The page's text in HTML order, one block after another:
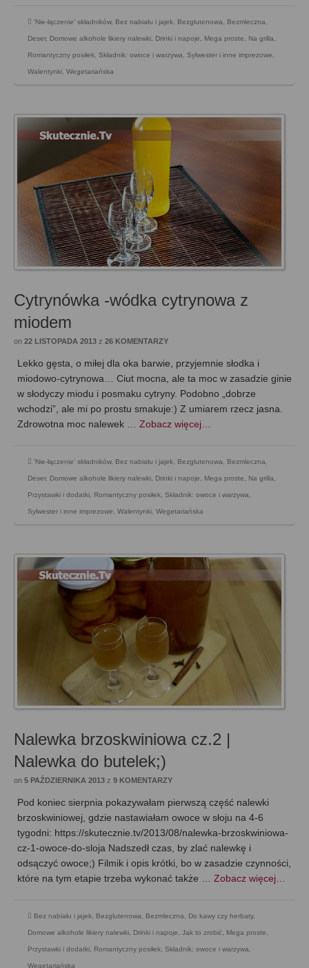
'Nie-łączenie' składników, Bez nabiału i jajek, Bezglutenowa, Bezmleczna,
Deser, Domowe alkohole likiery nalewki, Drinki i napoje, Mega proste, Na grilla,
Romantyczny posiłek, Składnik: owoce i warzywa, Sylwester i inne imprezowe,
Walentynki, Wegetariańska
Cytrynówka -wódka cytrynowa z
miodem
on 22 LISTOPADA 2013 z 26 KOMENTARZY
Lekko gęsta, o miłej dla oka barwie, przyjemnie słodka i
miodowo-cytrynowa… Ciut mocna, ale ta moc w zasadzie ginie
w słodyczy miodu i posmaku cytryny. Podobno „dobrze
wchodzi”, ale mi po prostu smakuje:) Z umiarem rzecz jasna.
Zdrowotna moc nalewek … Zobacz więcej…
'Nie-łączenie' składników, Bez nabiału i jajek Bezglutenowa Bezmleczna
Deser, Domowe alkohole likiery nalewki Drinki i napoje Mega proste Na grilla
Przystawki i dodatki Romantyczny posiłek Składnik: owoce i warzywa
Sylwester i inne imprezowe Walentynki Wegetariańska
Nalewka brzoskwiniowa cz.2 |
Nalewka do butelek;)
on 5 PAŹDZIERNIKA 2013 z 9 KOMENTARZY
Pod koniec sierpnia pokazywałam pierwszą część nalewki
brzoskwiniowej, gdzie nastawiałam owoce w słoju na 4-6
tygodni: https://skutecznie.tv/2013/08/nalewka-brzoskwiniowa-
cz-1-owoce-do-sloja Nadszedł czas, by zlać nalewkę i
odsączyć owoce;) Filmik i opis krótki, bo w zasadzie czynności,
które na tym etapie trzeba wykonać także … Zobacz więcej…
Bez nabiału i jajek, Bezglutenowa, Bezmleczna, Do kawy czy herbaty,
Domowe alkohole likiery nalewki, Drinki i napoje, Jak to zrobić, Mega proste,
Przystawki i dodatki, Romantyczny posiłek, Składnik: owoce i warzywa,
Wegetariańska